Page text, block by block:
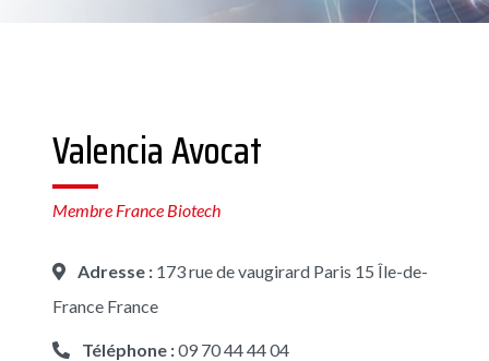
Valencia Avocat
Membre France Biotech
Adresse : 173 rue de vaugirard Paris 15 Île-de-
France France
Téléphone :09 70 44 44 04